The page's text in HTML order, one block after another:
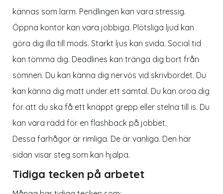
kännas som larm. Pendlingen kan vara stressig.
Öppna kontor kan vara jobbiga. Plötsliga ljud kan
göra dig illa till mods. Starkt ljus kan svida. Social tid
kan tömma dig. Deadlines kan tränga dig bort från
sömnen. Du kan känna dig nervös vid skrivbordet. Du
kan känna dig matt under ett samtal. Du kan oroa dig
för att du ska få ett knäppt grepp eller stelna till is. Du
kan vara rädd för en flashback på jobbet.
Dessa farhågor är rimliga. De är vanliga. Den här
sidan visar steg som kan hjälpa.
Tidiga tecken på arbetet